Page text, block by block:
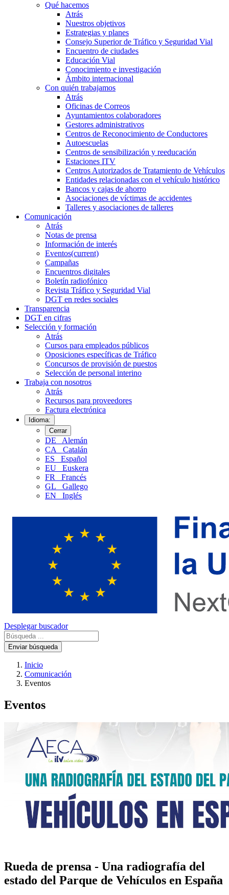
Qué hacemos
Atrás
Nuestros objetivos
Estrategias y planes
Consejo Superior de Tráfico y Seguridad Vial
Encuentro de ciudades
Educación Vial
Conocimiento e investigación
Ámbito internacional
Con quién trabajamos
Atrás
Oficinas de Correos
Ayuntamientos colaboradores
Gestores administrativos
Centros de Reconocimiento de Conductores
Autoescuelas
Centros de sensibilización y reeducación
Estaciones ITV
Centros Autorizados de Tratamiento de Vehículos
Entidades relacionadas con el vehículo histórico
Bancos y cajas de ahorro
Asociaciones de víctimas de accidentes
Talleres y asociaciones de talleres
Comunicación
Atrás
Notas de prensa
Información de interés
Eventos(current)
Campañas
Encuentros digitales
Boletín radiofónico
Revista Tráfico y Seguridad Vial
DGT en redes sociales
Transparencia
DGT en cifras
Selección y formación
Atrás
Cursos para empleados públicos
Oposiciones específicas de Tráfico
Concursos de provisión de puestos
Selección de personal interino
Trabaja con nosotros
Atrás
Recursos para proveedores
Factura electrónica
Idioma:
Cerrar
DE
Alemán
CA
Catalán
ES
Español
EU
Euskera
FR
Francés
GL
Gallego
EN
Inglés
Desplegar buscador
Enviar búsqueda
Inicio
Comunicación
Eventos
Eventos
Rueda de prensa - Una radiografía del
estado del Parque de Vehículos en España